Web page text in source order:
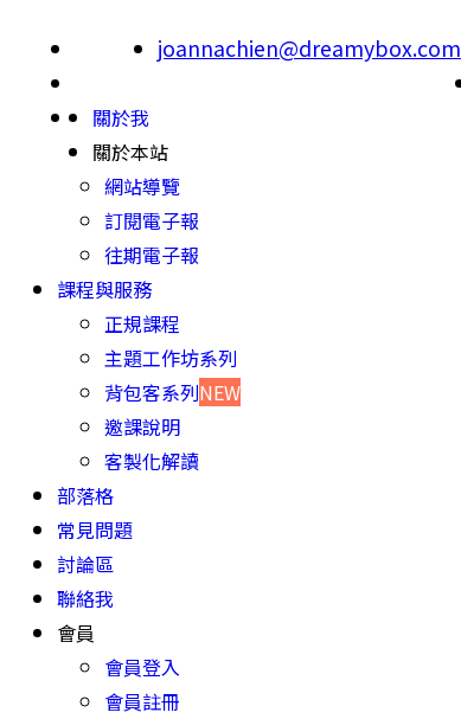
joannachien@dreamybox.com
關於我
關於本站
網站導覽
訂閱電子報
往期電子報
課程與服務
正規課程
主題工作坊系列
背包客系列NEW
邀課說明
客製化解讀
部落格
常見問題
討論區
聯絡我
會員
會員登入
會員註冊